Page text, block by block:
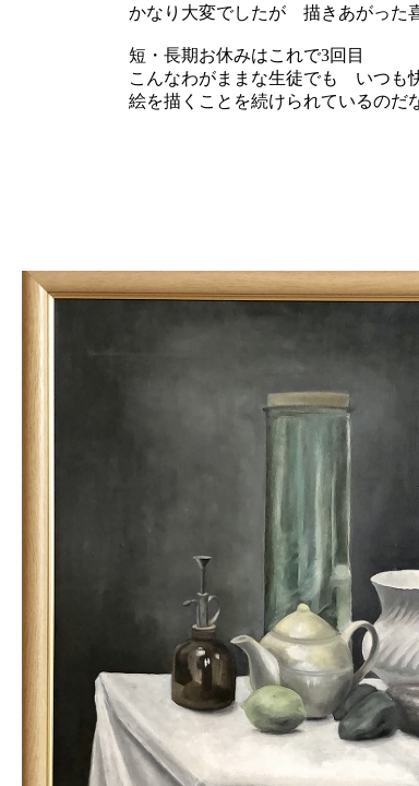
かなり大変でしたが 描きあがった
短・長期お休みはこれで3回目
こんなわがままな生徒でも いつも
絵を描くことを続けられているのだ